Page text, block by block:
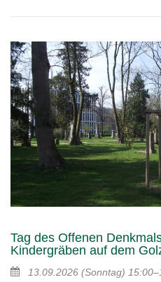
Tag des Offenen
Kindergräben auf dem
13.09.2026 (Sonntag)